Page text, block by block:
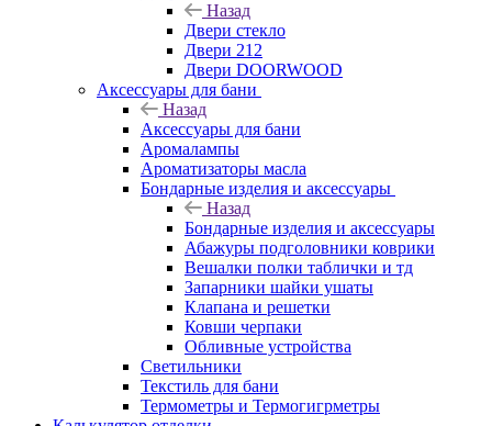
Назад
Двери стекло
Двери 212
Двери DOORWOOD
Аксессуары для бани
Назад
Аксессуары для бани
Аромалампы
Ароматизаторы масла
Бондарные изделия и аксессуары
Назад
Бондарные изделия и аксессуары
Абажуры подголовники коврики
Вешалки полки таблички и тд
Запарники шайки ушаты
Клапана и решетки
Ковши черпаки
Обливные устройства
Светильники
Текстиль для бани
Термометры и Термогигрметры